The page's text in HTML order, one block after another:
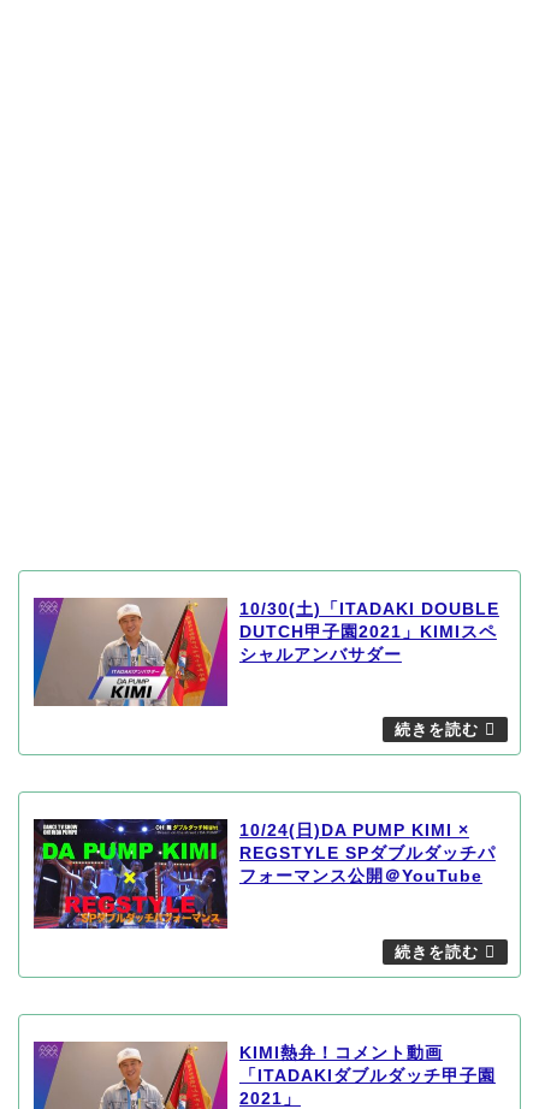
10/30(土)「ITADAKI DOUBLE
DUTCH甲子園2021」KIMIスペ
シャルアンバサダー
10/24(日)DA PUMP KIMI ×
REGSTYLE SPダブルダッチパ
フォーマンス公開＠YouTube
KIMI熱弁！コメント動画
「ITADAKIダブルダッチ甲子園
2021」